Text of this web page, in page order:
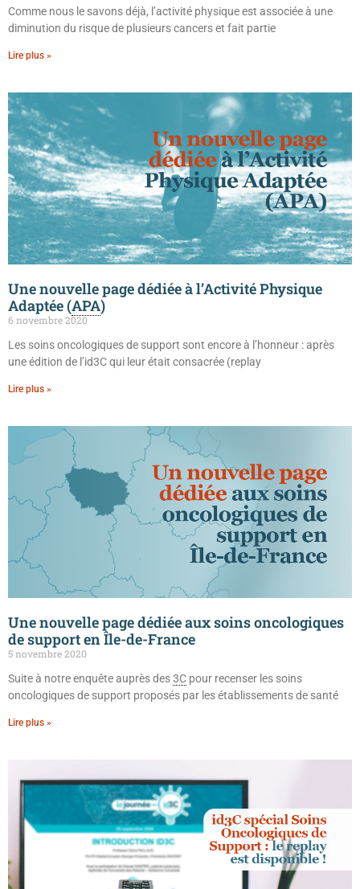
Comme nous le savons déjà, l’activité physique est associée à une
diminution du risque de plusieurs cancers et fait partie
Lire plus »
Une nouvelle page dédiée à l’Activité Physique
Adaptée (APA)
6 novembre 2020
Les soins oncologiques de support sont encore à l’honneur : après
une édition de l’id3C qui leur était consacrée (replay
Lire plus »
Une nouvelle page dédiée aux soins oncologiques
de support en Île-de-France
5 novembre 2020
Suite à notre enquête auprès des3C pour recenser les soins
oncologiques de support proposés par les établissements de santé
Lire plus »